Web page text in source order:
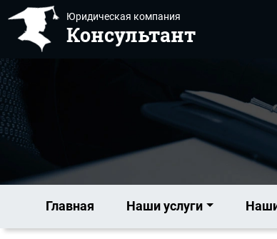
Юридическая компания
Консультант
Главная Наши услуги